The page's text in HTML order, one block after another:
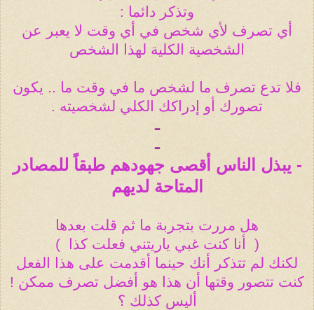
وتذكر دائما :
أي تصرف لأي شخص في أي وقت لا يعبر عن
الشخصية الكلية لهذا الشخص
فلا تدع تصرف ما لشخص ما في وقت ما .. يكون
تصورك أو إدراكك الكلي لشخصيته .
ـ
ـ
- يبذل الناس أقصى جهودهم طبقاً للمصادر
المتاحة لديهم
هل مررت بتجربة ما ثم قلت بعدها
(
أنا كنت غبي ياريتني فعلت كذا
)
لكنك لم تتذكر أنك حينما أقدمت على هذا الفعل
كنت تتصور وقتها أن هذا هو أفضل تصرف ممكن !
أليس كذلك ؟